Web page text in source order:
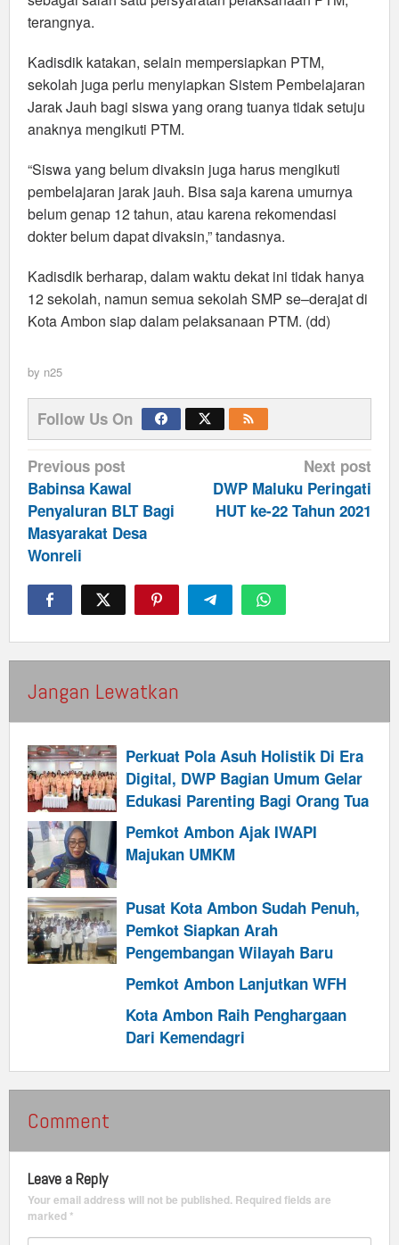
terangnya.
Kadisdik katakan, selain mempersiapkan PTM,
sekolah juga perlu menyiapkan Sistem Pembelajaran
Jarak Jauh bagi siswa yang orang tuanya tidak setuju
anaknya mengikuti PTM.
“Siswa yang belum divaksin juga harus mengikuti
pembelajaran jarak jauh. Bisa saja karena umurnya
belum genap 12 tahun, atau karena rekomendasi
dokter belum dapat divaksin,” tandasnya.
Kadisdik berharap, dalam waktu dekat ini tidak hanya
12 sekolah, namun semua sekolah SMP se–derajat di
Kota Ambon siap dalam pelaksanaan PTM. (dd)
by n25
Follow Us On
Post
navigation
Previous post
Babinsa Kawal
Penyaluran BLT Bagi
Masyarakat Desa
Wonreli
Next post
DWP Maluku Peringati
HUT ke-22 Tahun 2021
Jangan Lewatkan
Perkuat Pola Asuh Holistik Di Era
Digital, DWP Bagian Umum Gelar
Edukasi Parenting Bagi Orang Tua
Pemkot Ambon Ajak IWAPI
Majukan UMKM
Pusat Kota Ambon Sudah Penuh,
Pemkot Siapkan Arah
Pengembangan Wilayah Baru
Pemkot Ambon Lanjutkan WFH
Kota Ambon Raih Penghargaan
Dari Kemendagri
Comment
Leave a Reply
Your email address will not be published. Required fields are
marked*